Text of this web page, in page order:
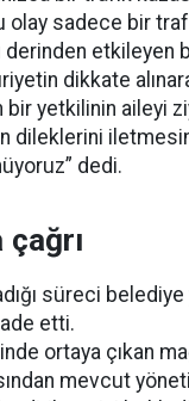
olay sadece bir
derinden etkileyen
dikkate
bir yetkilinin aileyi
dileklerini
dedi.
süreci
etti.
ortaya çıkan
mevcut